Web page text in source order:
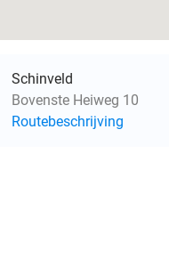
Schinveld
Bovenste Heiweg 10
Routebeschrijving